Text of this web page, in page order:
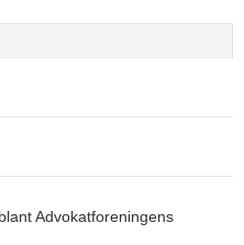
Advokatforeningens